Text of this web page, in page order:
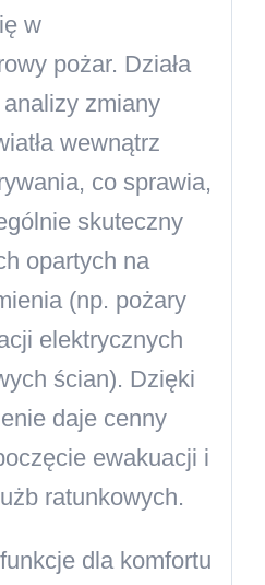
w
pożar. Działa
zmiany
wewnątrz
co sprawia,
skuteczny
opartych na
(np. pożary
elektrycznych
ścian). Dzięki
daje cenny
ewakuacji i
ratunkowych.
dla komfortu